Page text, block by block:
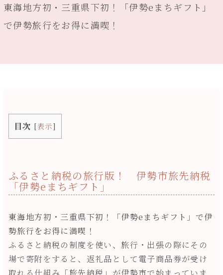
東海地方初・三重県下初！「伊勢eまちギフト」
で伊勢旅行をお得に満喫！
目次 [表示]
ふるさと納税の旅行版！ 伊勢市旅先納税
「伊勢eまちギフト」
東海地方初・三重県下初！「伊勢eまちギフト」で伊
勢旅行をお得に満喫！
ふるさと納税の制度を使い、旅行・出張の際にその
場で寄附をすると、返礼品として電子商品券が受け